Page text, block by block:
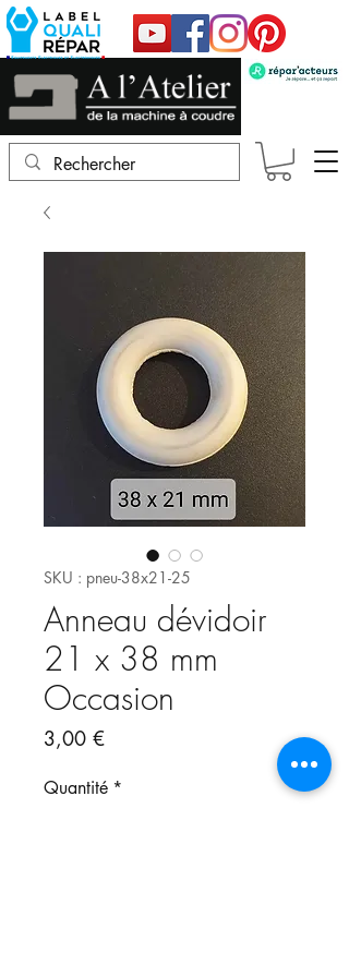
SKU : pneu-38x21-25
Anneau dévidoir
21 x 38 mm
Occasion
3,00 €Prix
Quantité *